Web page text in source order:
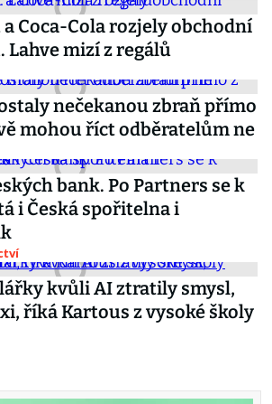
Coca-Cola rozjely obchodní
Lahve mizí z regálů
nečekanou zbraň přímo
mohou říct odběratelům ne
bank. Po Partners se k
i Česká spořitelna i
kvůli AI ztratily smysl,
říká Kartous z vysoké školy